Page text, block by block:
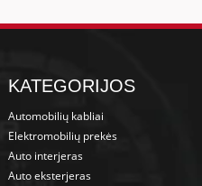
KATEGORIJOS
Automobilių kabliai
Elektromobilių prekės
Auto interjeras
Auto eksterjeras